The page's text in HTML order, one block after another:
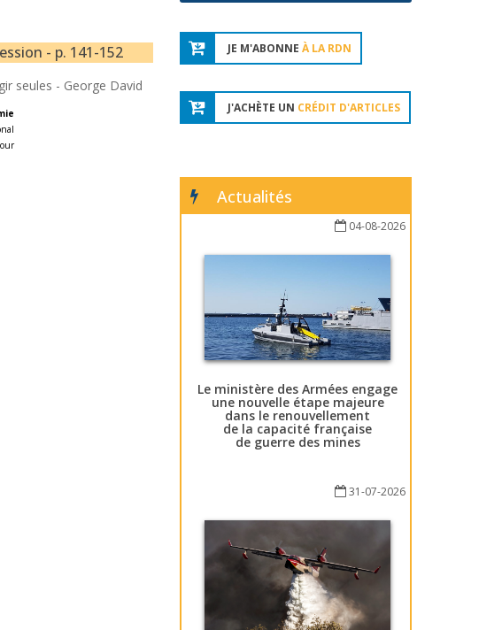
- p. 141-152
seules - George David
JE M'ABONNE À LA RDN
J'ACHÈTE UN CRÉDIT D'ARTICLES
Actualités
04-08-2026
Le ministère des Armées engage
une nouvelle étape majeure
dans le renouvellement
de la capacité française
de guerre des mines
31-07-2026